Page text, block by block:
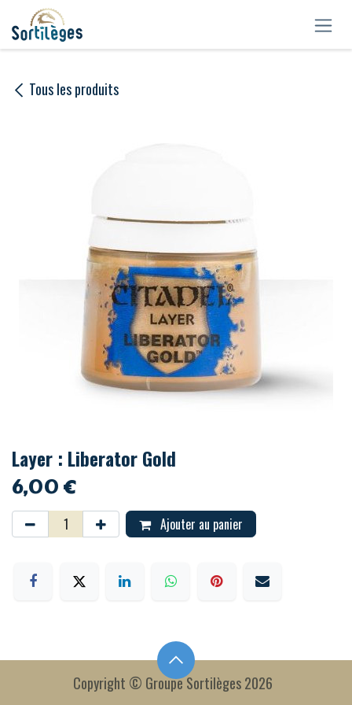
Se rendre au contenu
Tous les produits
Layer : Liberator Gold
6,00€
Ajouter au panier
Copyright © Groupe Sortilèges 2026